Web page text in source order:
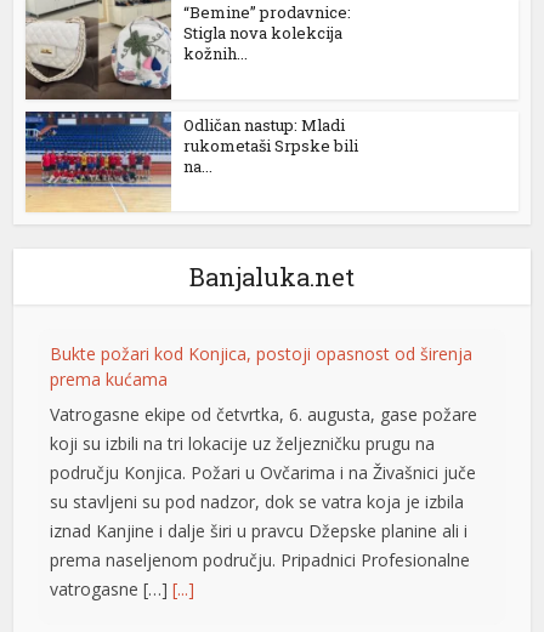
“Bemine” prodavnice:
Stigla nova kolekcija
kožnih...
Odličan nastup: Mladi
rukometaši Srpske bili
na...
Banjaluka.net
Bukte požari kod Konjica, postoji opasnost od širenja
prema kućama
Vatrogasne ekipe od četvrtka, 6. augusta, gase požare
koji su izbili na tri lokacije uz željezničku prugu na
području Konjica. Požari u Ovčarima i na Živašnici juče
su stavljeni su pod nadzor, dok se vatra koja je izbila
iznad Kanjine i dalje širi u pravcu Džepske planine ali i
prema naseljenom području. Pripadnici Profesionalne
vatrogasne […][...]